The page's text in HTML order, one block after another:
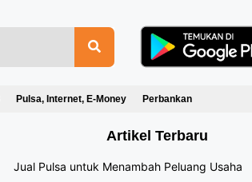
Pulsa, Internet, E-Money Perbankan
Artikel Terbaru
Jual Pulsa untuk Menambah Peluang Usaha